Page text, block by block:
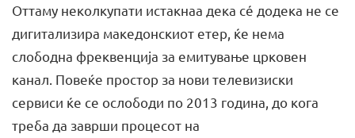
Оттаму неколкупати истакнаа дека сé додека не се
дигитализира македонскиот етер, ќе нема
слободна фреквенција за емитување црковен
канал. Повеќе простор за нови телевизиски
сервиси ќе се ослободи по 2013 година, до кога
треба да заврши процесот на